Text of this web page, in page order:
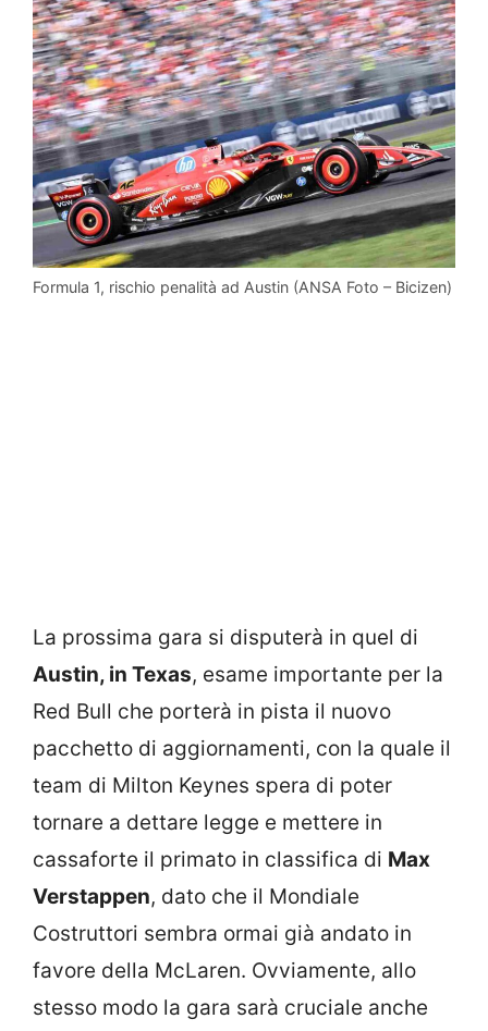
Formula 1, rischio penalità ad Austin (ANSA Foto – Bicizen)
La prossima gara si disputerà in quel di
Austin, in Texas, esame importante per la
Red Bull che porterà in pista il nuovo
pacchetto di aggiornamenti, con la quale il
team di Milton Keynes spera di poter
tornare a dettare legge e mettere in
cassaforte il primato in classifica di Max
Verstappen, dato che il Mondiale
Costruttori sembra ormai già andato in
favore della McLaren. Ovviamente, allo
stesso modo la gara sarà cruciale anche